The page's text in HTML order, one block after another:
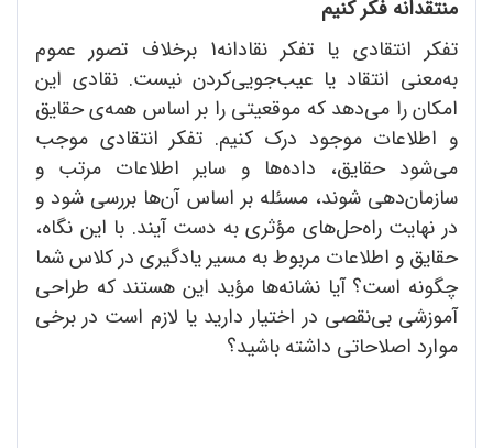
منتقدانه فکر کنیم
تفکر انتقادی یا تفکر نقادانه1 برخلاف تصور عموم
به‌معنی انتقاد یا عیب‌جویی‌کردن نیست. نقادی این
امکان را می‌دهد که موقعیتی را بر اساس همه‌ی حقایق
و اطلاعات موجود درک کنیم. تفکر انتقادی موجب
می‌شود حقایق، داده‌ها و سایر اطلاعات مرتب و
سازمان‌دهی شوند، مسئله بر اساس آن‌ها بررسی شود و
در نهایت راه‌حل‌های مؤثری به دست آیند. با این نگاه،
حقایق و اطلاعات مربوط به مسیر یادگیری در کلاس شما
چگونه است؟ آیا نشانه‌ها مؤید این هستند که طراحی
آموزشی بی‌نقصی در اختیار دارید یا لازم است در برخی
موارد اصلاحاتی داشته باشید؟